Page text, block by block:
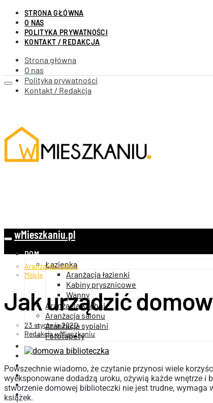
STRONA GŁÓWNA
O NAS
POLITYKA PRYWATNOŚCI
KONTAKT / REDAKCJA
Strona główna
O nas
Polityka prywatności
Kontakt / Redakcja
wMieszkaniu.pl
DOM
Łazienka
Aranżacja łazienki
Kabiny prysznicowe
Wanny
Aranżacja kuchni
Aranżacja salonu
Aranżacja sypialni
Fototapety
OGRÓD
WNĘTRZA
ARCHITEKTURA
BUDOWNICTWO
FINANSE
TECHNNOLOGIA
Aranżacja salonu
Meble
Jak urządzić
23 stycznia 2020
Redakcja wMieszkaniu
Powszechnie wiadomo, że czytanie przynosi wiele
wyeksponowane dodadzą uroku, ożywią każde wnętrze i
stworzenie domowej biblioteczki nie jest trudne,
książek.